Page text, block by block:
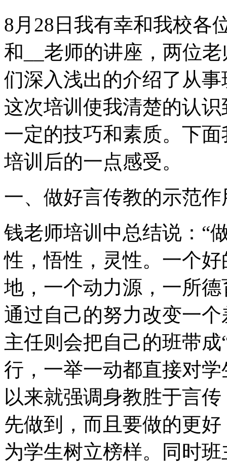
8月28日我有幸和我校各
和__老师的讲座，两位
们深入浅出的介绍了从
这次培训使我清楚的认
一定的技巧和素质。下
培训后的一点感受。
一、做好言传教的示范作
钱老师培训中总结说：“
性，悟性，灵性。一个
地，一个动力源，一所
通过自己的努力改变一
主任则会把自己的班带
行，一举一动都直接对
以来就强调身教胜于言
先做到，而且要做的更
为学生树立榜样。同时